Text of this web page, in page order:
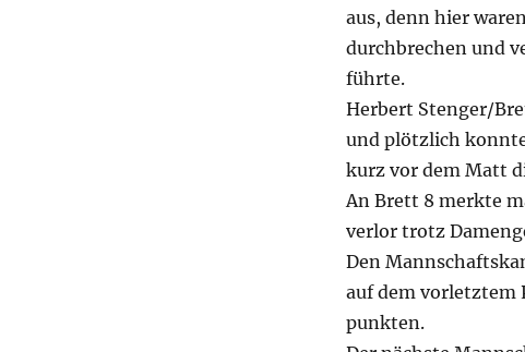
aus, denn hier
durchbrechen und
führte.
Herbert Stenger/
und plötzlich
kurz vor dem Matt
An Brett 8 merkte
verlor trotz
Den
auf dem vorletztem
punkten.